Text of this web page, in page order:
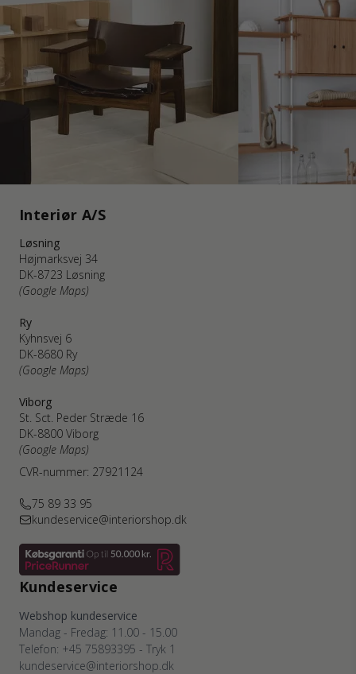
Interiør A/S
Løsning
Højmarksvej 34
DK-8723 Løsning
(Google Maps)
Ry
Kyhnsvej 6
DK-8680 Ry
(Google Maps)
Viborg
St. Sct. Peder Stræde 16
DK-8800 Viborg
(Google Maps)
CVR-nummer: 27921124
75 89 33 95
kundeservice@interiorshop.dk
Kundeservice
Webshop kundeservice
Mandag - Fredag: 11.00 - 15.00
Telefon: +45 75893395 - Tryk 1
kundeservice@interiorshop.dk